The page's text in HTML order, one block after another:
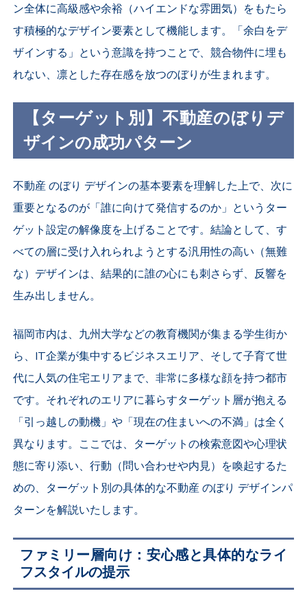
ン全体に高級感や余裕（ハイエンドな雰囲気）をもたら
す積極的なデザイン要素として機能します。「余白をデ
ザインする」という意識を持つことで、競合物件に埋も
れない、凛とした存在感を放つのぼりが生まれます。
【ターゲット別】不動産のぼりデ
ザインの成功パターン
不動産 のぼり デザインの基本要素を理解した上で、次に
重要となるのが「誰に向けて発信するのか」というター
ゲット設定の解像度を上げることです。結論として、す
べての層に受け入れられようとする汎用性の高い（無難
な）デザインは、結果的に誰の心にも刺さらず、反響を
生み出しません。
福岡市内は、九州大学などの教育機関が集まる学生街か
ら、IT企業が集中するビジネスエリア、そして子育て世
代に人気の住宅エリアまで、非常に多様な顔を持つ都市
です。それぞれのエリアに暮らすターゲット層が抱える
「引っ越しの動機」や「現在の住まいへの不満」は全く
異なります。ここでは、ターゲットの検索意図や心理状
態に寄り添い、行動（問い合わせや内見）を喚起するた
めの、ターゲット別の具体的な不動産 のぼり デザインパ
ターンを解説いたします。
ファミリー層向け：安心感と具体的なライ
フスタイルの提示